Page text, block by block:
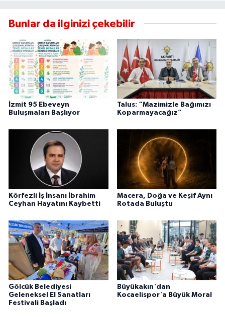
Bunlar da ilginizi çekebilir
İzmit 95 Ebeveyn
Buluşmaları Başlıyor
Talus: “Mazimizle Bağımızı
Koparmayacağız”
Körfezli İş İnsanı İbrahim
Ceyhan Hayatını Kaybetti
Macera, Doğa ve Keşif Aynı
Rotada Buluştu
Gölcük Belediyesi
Geleneksel El Sanatları
Festivali Başladı
Büyükakın'dan
Kocaelispor'a Büyük Moral